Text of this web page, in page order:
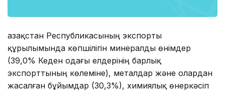
Қазақстан Республикасының экспорты
құрылымында көпшілігін минералды өнімдер
(39,0% Кеден одағы елдерінің барлық
экспорттының көлеміне), металдар және олардан
жасалған бұйымдар (30,3%), химиялық өнеркәсіп